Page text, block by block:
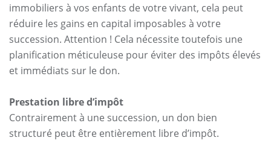
immobiliers à vos enfants de votre vivant, cela peut
réduire les gains en capital imposables à votre
succession. Attention ! Cela nécessite toutefois une
planification méticuleuse pour éviter des impôts élevés
et immédiats sur le don.
Prestation libre d’impôt
Contrairement à une succession, un don bien
structuré peut être entièrement libre d’impôt.